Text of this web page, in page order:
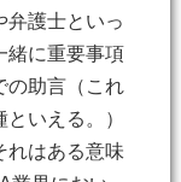
弁護士といっ
緒に重要事項
の助言（これ
いえる。）
れはある意味